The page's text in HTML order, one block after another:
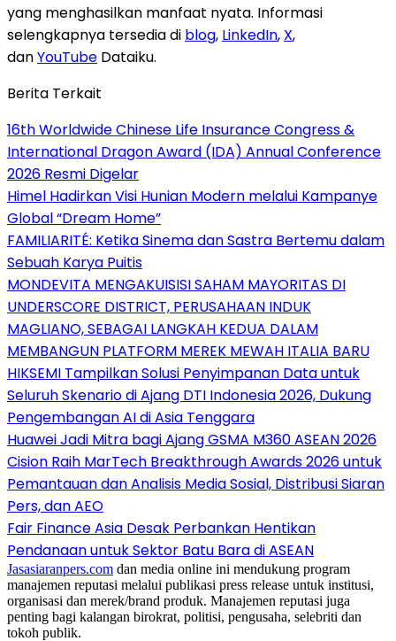
yang menghasilkan manfaat nyata. Informasi
selengkapnya tersedia di blog, LinkedIn, X,
danYouTube Dataiku.
Berita Terkait
16th Worldwide Chinese Life Insurance Congress &
International Dragon Award (IDA) Annual Conference
2026 Resmi Digelar
Himel Hadirkan Visi Hunian Modern melalui Kampanye
Global “Dream Home”
FAMILIARITÉ: Ketika Sinema dan Sastra Bertemu dalam
Sebuah Karya Puitis
MONDEVITA MENGAKUISISI SAHAM MAYORITAS DI
UNDERSCORE DISTRICT, PERUSAHAAN INDUK
MAGLIANO, SEBAGAI LANGKAH KEDUA DALAM
MEMBANGUN PLATFORM MEREK MEWAH ITALIA BARU
HIKSEMI Tampilkan Solusi Penyimpanan Data untuk
Seluruh Skenario di Ajang DTI Indonesia 2026, Dukung
Pengembangan AI di Asia Tenggara
Huawei Jadi Mitra bagi Ajang GSMA M360 ASEAN 2026
Cision Raih MarTech Breakthrough Awards 2026 untuk
Pemantauan dan Analisis Media Sosial, Distribusi Siaran
Pers, dan AEO
Fair Finance Asia Desak Perbankan Hentikan
Pendanaan untuk Sektor Batu Bara di ASEAN
Jasasiaranpers.com dan media online ini mendukung program
manajemen reputasi melalui publikasi press release untuk institusi,
organisasi dan merek/brand produk. Manajemen reputasi juga
penting bagi kalangan birokrat, politisi, pengusaha, selebriti dan
tokoh publik.